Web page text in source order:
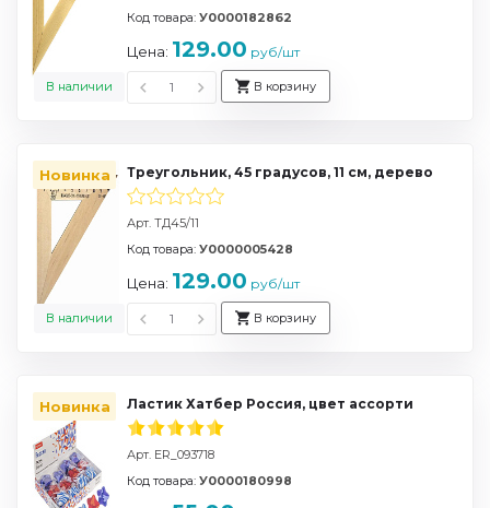
В наличии
Код товара: У0000182862
Цена: 129.00 руб/шт
В корзину
Новинка Треугольник, 45 градусов, 11 см, дерево
Арт. ТД45/11
В наличии
Код товара: У0000005428
Цена: 129.00 руб/шт
В корзину
Новинка Ластик Хатбер Россия, цвет ассорти
Арт. ER_093718
Код товара: У0000180998